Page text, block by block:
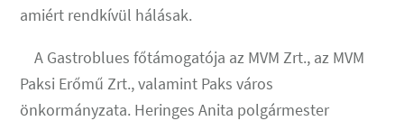
amiért rendkívül hálásak.
A Gastroblues főtámogatója az MVM Zrt., az MVM
Paksi Erőmű Zrt., valamint Paks város
önkormányzata. Heringes Anita polgármester